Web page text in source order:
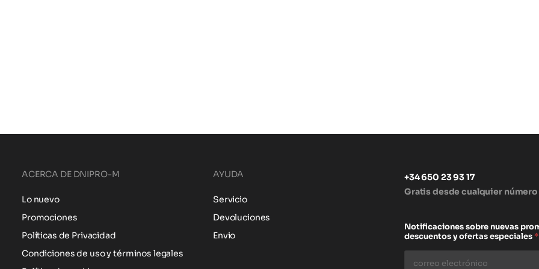
ACERCA DE DNIPRO-M
Lo nuevo
Promociones
Políticas de Privacidad
Condiciones de uso y términos legales
AYUDA
Servicio
Devoluciones
Envio
+34 650 23 93 17
Gratis desde cualquier número
Notificaciones sobre nuevas
descuentos y ofertas especiales*